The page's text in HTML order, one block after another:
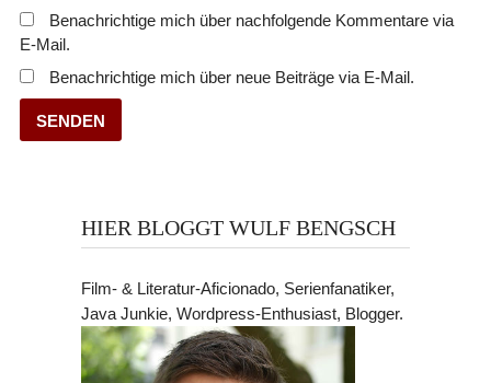
Benachrichtige mich über nachfolgende Kommentare via
E-Mail.
Benachrichtige mich über neue Beiträge via E-Mail.
HIER BLOGGT WULF BENGSCH
Film- & Literatur-Aficionado, Serienfanatiker,
Java Junkie, Wordpress-Enthusiast, Blogger.